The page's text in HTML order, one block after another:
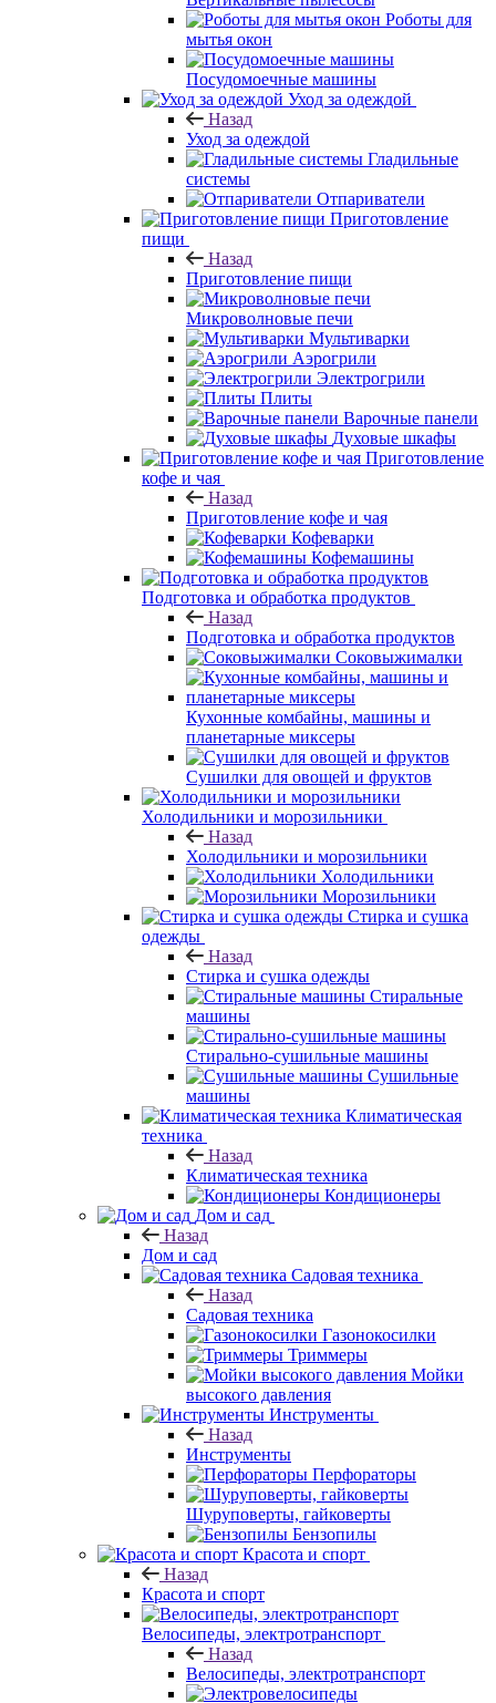
Роботы для
мытья окон
Посудомоечные машины
Уход за одеждой
Назад
Уход за одеждой
Гладильные
системы
Отпариватели
Приготовление
пищи
Назад
Приготовление пищи
Микроволновые печи
Мультиварки
Аэрогрили
Электрогрили
Плиты
Варочные панели
Духовые шкафы
Приготовление
кофе и чая
Назад
Приготовление кофе и чая
Кофеварки
Кофемашины
Подготовка и обработка продуктов
Назад
Подготовка и обработка продуктов
Соковыжималки
Кухонные комбайны, машины и
планетарные миксеры
Сушилки для овощей и фруктов
Холодильники и морозильники
Назад
Холодильники и морозильники
Холодильники
Морозильники
Стирка и сушка
одежды
Назад
Стирка и сушка одежды
Стиральные
машины
Стирально-сушильные машины
Сушильные
машины
Климатическая
техника
Назад
Климатическая техника
Кондиционеры
Дом и сад
Назад
Дом и сад
Садовая техника
Назад
Садовая техника
Газонокосилки
Триммеры
Мойки
высокого давления
Инструменты
Назад
Инструменты
Перфораторы
Шуруповерты, гайковерты
Бензопилы
Красота и спорт
Назад
Красота и спорт
Велосипеды, электротранспорт
Назад
Велосипеды, электротранспорт